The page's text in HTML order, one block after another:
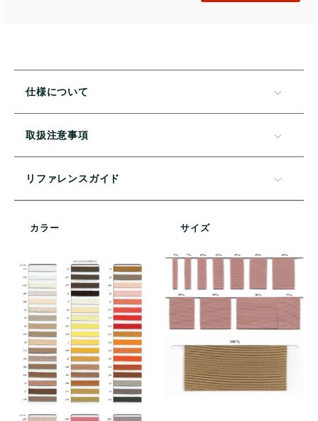
仕様について
取扱注意事項
リファレンスガイド
カラー サイズ